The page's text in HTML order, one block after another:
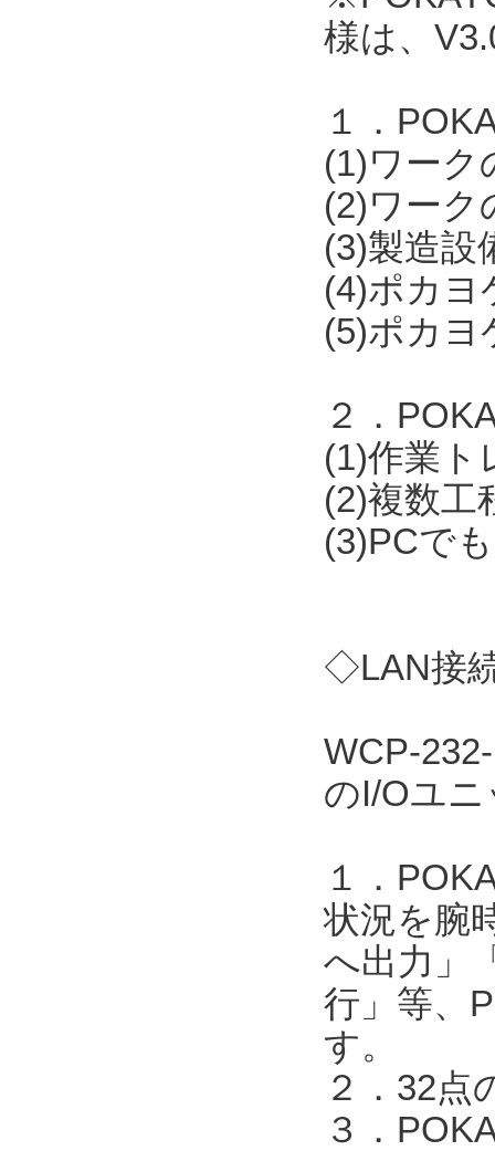
様は、
１．
(1)ワーク
(2)ワーク
(3)製造設
(4)ポカヨ
(5)ポカヨ
２．
(1)作業ト
(2)複数工
(3)PCで
◇LAN接
WCP-
のI/Oユ
１．
状況を腕
へ出力」
行」等、
す。
２．32点
３．